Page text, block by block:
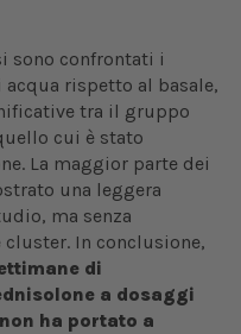
sono confrontati i
rispetto al basale,
tra il gruppo
cui è stato
La maggior parte dei
una leggera
ma senza
In conclusione,
di
a dosaggi
ha portato a